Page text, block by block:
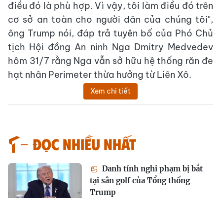
điều đó là phù hợp. Vì vậy, tôi làm điều đó trên
cơ sở an toàn cho người dân của chúng tôi",
ông Trump nói, đáp trả tuyên bố của Phó Chủ
tịch Hội đồng An ninh Nga Dmitry Medvedev
hôm 31/7 rằng Nga vẫn sở hữu hệ thống răn đe
hạt nhân Perimeter thừa hưởng từ Liên Xô.
Xem chi tiết
Đọc nhiều nhất
Danh tính nghi phạm bị bắt
tại sân golf của Tổng thống
Trump